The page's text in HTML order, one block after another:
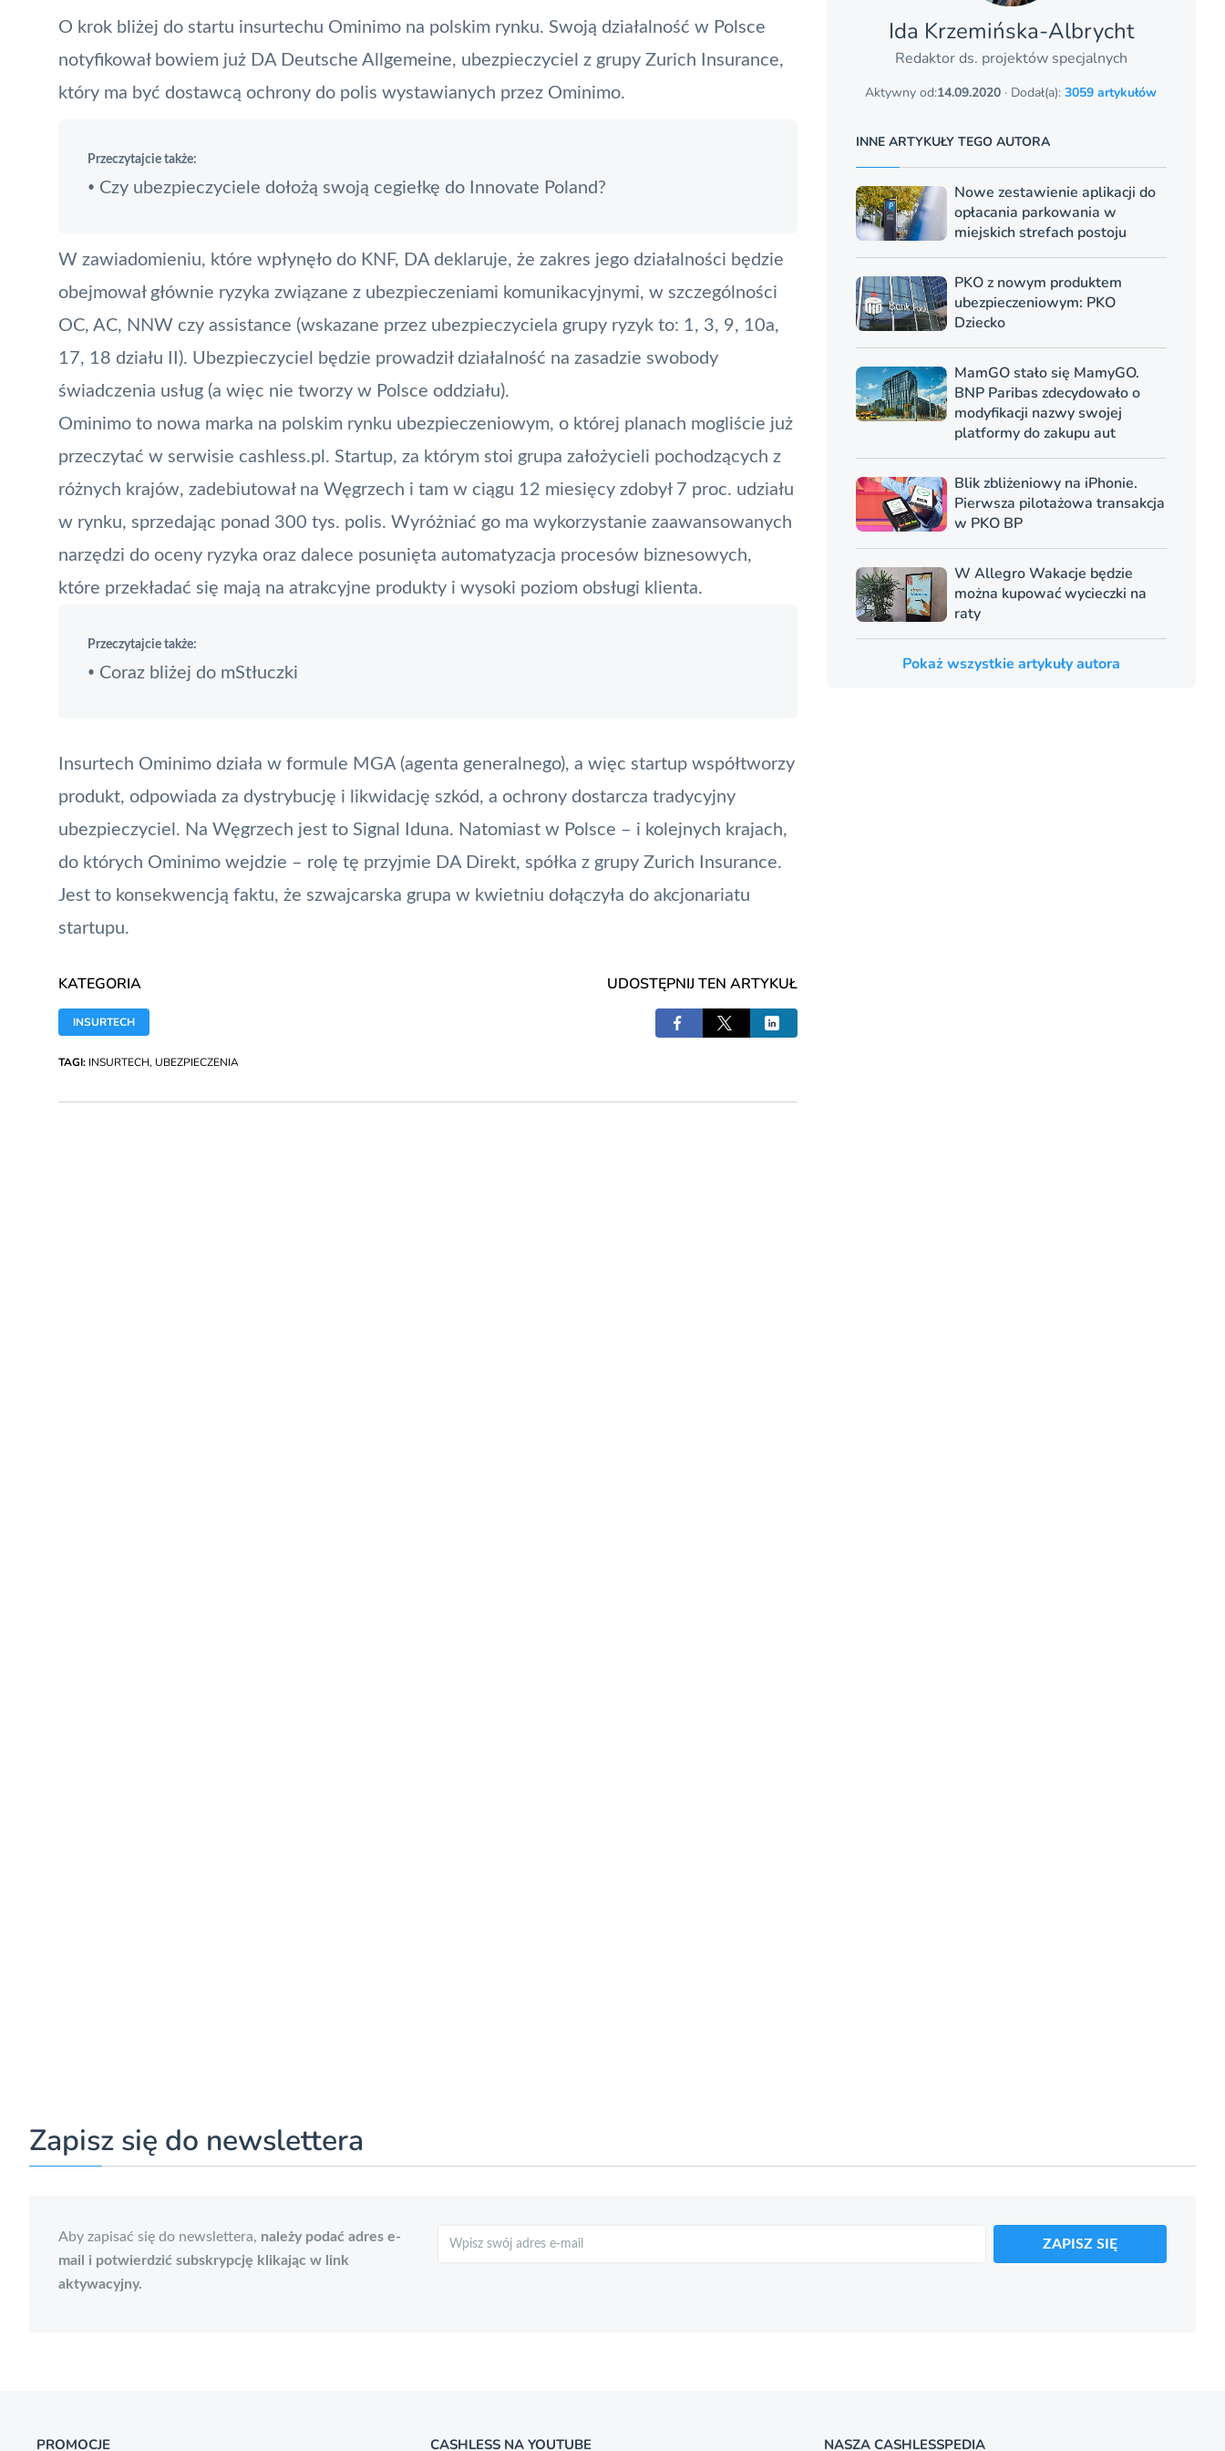
O krok bliżej do startu insurtechu Ominimo na polskim rynku. Swoją działalność w Polsce
notyfikował bowiem już DA Deutsche Allgemeine, ubezpieczyciel z grupy Zurich Insurance,
który ma być dostawcą ochrony do polis wystawianych przez Ominimo.
Przeczytajcie także:
• Czy ubezpieczyciele dołożą swoją cegiełkę do Innovate Poland?
W zawiadomieniu, które wpłynęło do KNF, DA deklaruje, że zakres jego działalności będzie
obejmował głównie ryzyka związane z ubezpieczeniami komunikacyjnymi, w szczególności
OC, AC, NNW czy assistance (wskazane przez ubezpieczyciela grupy ryzyk to: 1, 3, 9, 10a,
17, 18 działu II). Ubezpieczyciel będzie prowadził działalność na zasadzie swobody
świadczenia usług (a więc nie tworzy w Polsce oddziału).
Ominimo to nowa marka na polskim rynku ubezpieczeniowym, o której planach mogliście już
przeczytać w serwisie cashless.pl . Startup, za którym stoi grupa założycieli pochodzących z
różnych krajów, zadebiutował na Węgrzech i tam w ciągu 12 miesięcy zdobył 7 proc. udziału
w rynku, sprzedając ponad 300 tys. polis. Wyróżniać go ma wykorzystanie zaawansowanych
narzędzi do oceny ryzyka oraz dalece posunięta automatyzacja procesów biznesowych,
które przekładać się mają na atrakcyjne produkty i wysoki poziom obsługi klienta.
Przeczytajcie także:
• Coraz bliżej do mStłuczki
Insurtech Ominimo działa w formule MGA (agenta generalnego), a więc startup współtworzy
produkt, odpowiada za dystrybucję i likwidację szkód, a ochrony dostarcza tradycyjny
ubezpieczyciel. Na Węgrzech jest to Signal Iduna. Natomiast w Polsce – i kolejnych krajach,
do których Ominimo wejdzie – rolę tę przyjmie DA Direkt, spółka z grupy Zurich Insurance.
Jest to konsekwencją faktu, że szwajcarska grupa w kwietniu dołączyła do akcjonariatu
startupu.
KATEGORIA
INSURTECH
UDOSTĘPNIJ TEN ARTYKUŁ
TAGI: INSURTECH, UBEZPIECZENIA
Ida Krzemińska-Albrycht
Redaktor ds. projektów specjalnych
Aktywny od:14.09.2020 · Dodał(a):3059 artykułów
INNE ARTYKUŁY TEGO AUTORA
Nowe zestawienie aplikacji do
opłacania parkowania w
miejskich strefach postoju
PKO z nowym produktem
ubezpieczeniowym: PKO
Dziecko
MamGO stało się MamyGO.
BNP Paribas zdecydowało o
modyfikacji nazwy swojej
platformy do zakupu aut
Blik zbliżeniowy na iPhonie.
Pierwsza pilotażowa transakcja
w PKO BP
W Allegro Wakacje będzie
można kupować wycieczki na
raty
Pokaż wszystkie artykuły autora
Zapisz się do newslettera
Aby zapisać się do newslettera, należy podać adres e-
mail i potwierdzić subskrypcję klikając w link
aktywacyjny.
ZAPISZ SIĘ
PROMOCJE CASHLESS NA YOUTUBE NASZA CASHLESSPEDIA